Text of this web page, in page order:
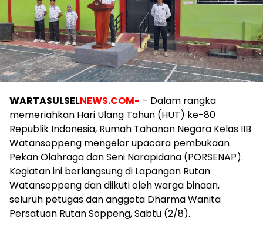
WARTASULSELNEWS.COM- – Dalam rangka
memeriahkan Hari Ulang Tahun (HUT) ke-80
Republik Indonesia, Rumah Tahanan Negara Kelas IIB
Watansoppeng mengelar upacara pembukaan
Pekan Olahraga dan Seni Narapidana (PORSENAP).
Kegiatan ini berlangsung di Lapangan Rutan
Watansoppeng dan diikuti oleh warga binaan,
seluruh petugas dan anggota Dharma Wanita
Persatuan Rutan Soppeng, Sabtu (2/8).